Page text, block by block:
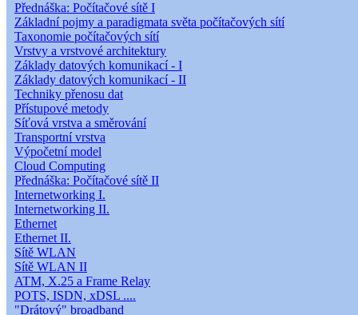
Přednáška: Počítačové sítě I
Základní pojmy a paradigmata světa počítačových sítí
Taxonomie počítačových sítí
Vrstvy a vrstvové architektury
Základy datových komunikací - I
Základy datových komunikací - II
Techniky přenosu dat
Přístupové metody
Síťová vrstva a směrování
Transportní vrstva
Výpočetní model
Cloud Computing
Přednáška: Počítačové sítě II
Internetworking I.
Internetworking II.
Ethernet
Ethernet II.
Sítě WLAN
Sítě WLAN II
ATM, X.25 a Frame Relay
POTS, ISDN, xDSL ....
"Drátový" broadband